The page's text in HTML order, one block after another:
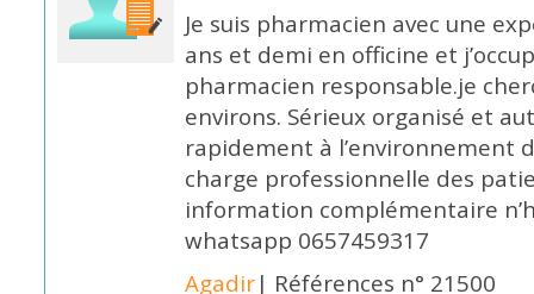
Je suis pharmacien avec une
ans et demi en officine et
pharmacien responsable.je
environs. Sérieux organisé et
rapidement à l’environnement
charge professionnelle des
information complémentaire
whatsapp 0657459317
Agadir| Références n° 21500